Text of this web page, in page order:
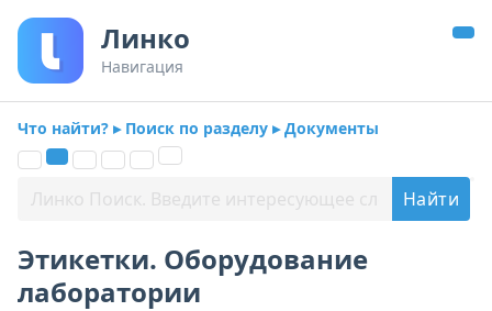
Линко
Навигация
Что найти? ▸ Поиск по разделу ▸ Документы
Этикетки. Оборудование
лаборатории